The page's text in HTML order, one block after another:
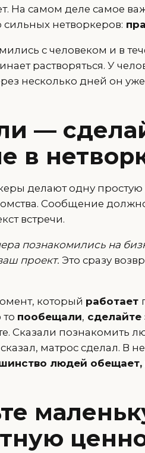
На самом деле самое
нетворкеров:
с человеком и в
растворяться. У
несколько дней он
—
в
делают одну
Сообщение
встречи.
познакомились на
проект. Это сразу
который работает
то пообещали, сделайте
Сказали познакомить
матрос сделал. В
людей обещает,